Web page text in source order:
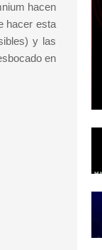
hacen
hacer esta
y las
en